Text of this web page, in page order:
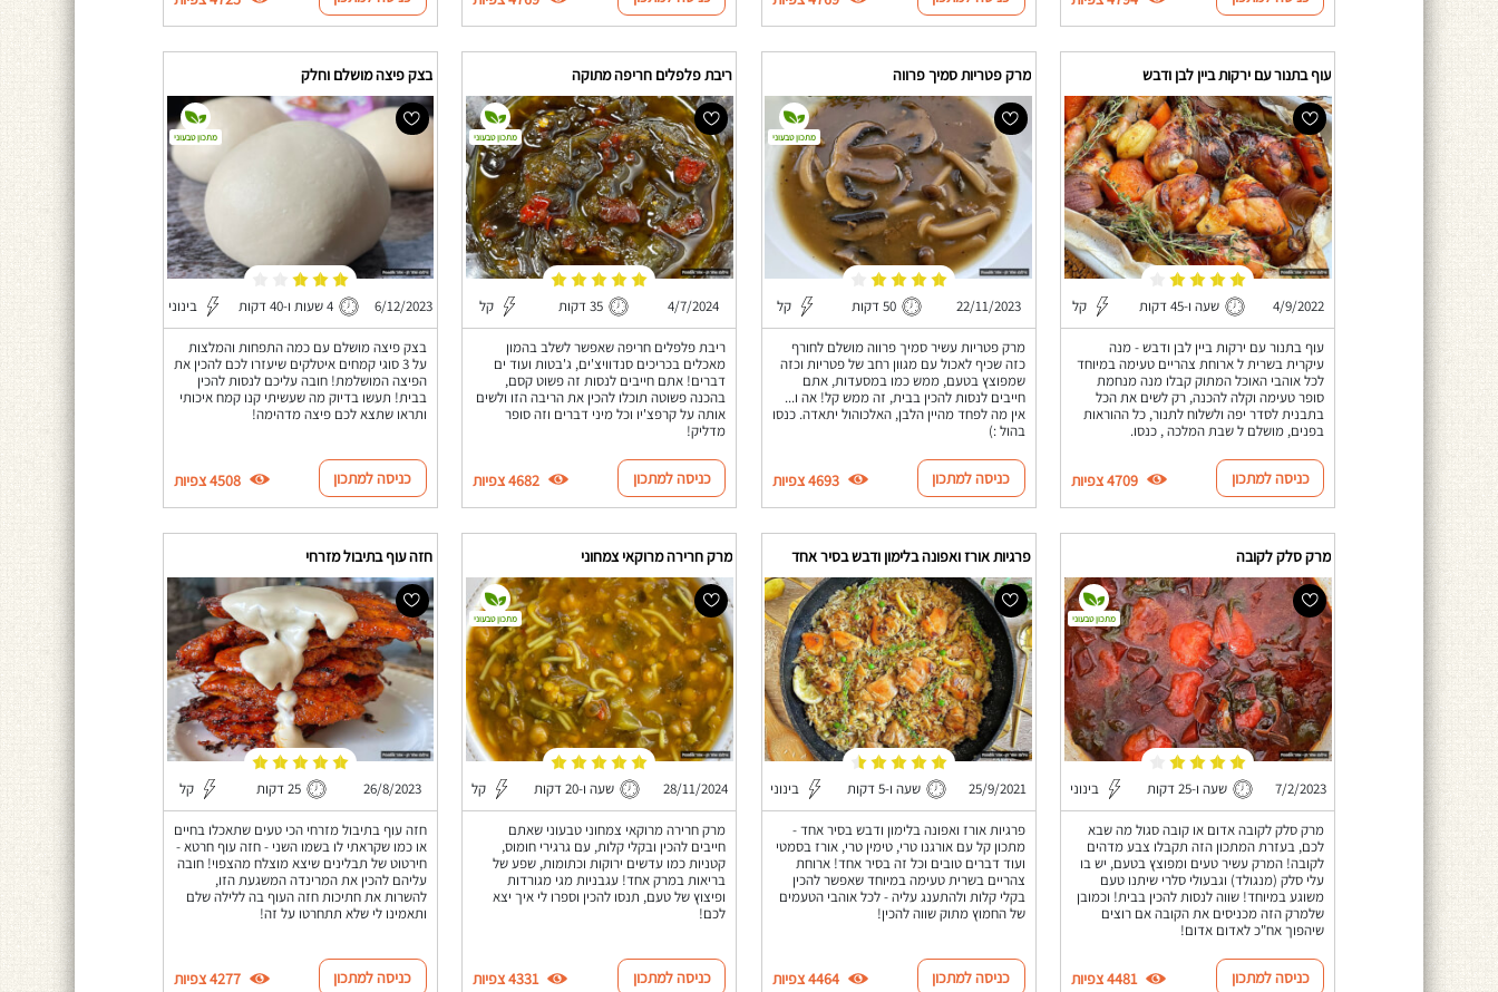
עוף בתנור עם ירקות ביין לבן ודבש
4/9/2022 שעה ו-45 דקות קל
עוף בתנור עם ירקות ביין לבן ודבש - מנה
עיקרית בשרית ל ארוחת צהריים טעימה במיוחד
לכל אוהבי האוכל המתוק קבלו מנה מנחמת
סופר טעימה וקלה להכנה, רק לשים את הכל
בתבנית לסדר יפה ולשלוח לתנור, כל ההוראות
בפנים, מושלם ל שבת המלכה , כנסו.
כניסה למתכון 4709 צפיות
מרק פטריות סמיך פרווה
22/11/2023 50 דקות קל
מרק פטריות עשיר סמיך פרווה מושלם לחורף
כזה שכיף לאכול עם מגוון רחב של פטריות וכזה
שמפוצץ בטעם, ממש כמו במסעדות, אתם
חייבים לנסות להכין בבית, זה ממש קל! אה ו...
אין מה לפחד מהיין הלבן, האלכוהול יתאדה. כנסו
בהול :)
מתכון טבעוני
כניסה למתכון 4693 צפיות
ריבת פלפלים חריפה מתוקה
4/7/2024 35 דקות קל
ריבת פלפלים חריפה שאפשר לשלב בהמון
מאכלים בכריכים סנדוויצ'ים, ג'בטות ועוד ים
דברים! אתם חייבים לנסות זה פשוט קסם,
בהכנה פשוטה תוכלו להכין את הריבה הזו ולשים
אותה על קרפצ'יו וכל מיני דברים וזה סופר
מדליק!
מתכון טבעוני
כניסה למתכון 4682 צפיות
בצק פיצה מושלם וחלק
6/12/2023 4 שעות ו-40 דקות בינוני
בצק פיצה מושלם עם כמה התפחות והמלצות
על 3 סוגי קמחים איטלקים שיעזרו לכם להכין את
הפיצה המושלמת! חובה עליכם לנסות להכין
בבית! תעשו בדיוק מה שעשיתי קנו קמח איכותי
ותראו שתצא לכם פיצה מדהימה!
מתכון טבעוני
כניסה למתכון 4508 צפיות
מרק סלק לקובה
7/2/2023 שעה ו-25 דקות בינוני
מרק סלק לקובה אדום או קובה סגול מה שבא
לכם, בעזרת המתכון הזה תקבלו צבע מדהים
לקובה! המרק עשיר טעים ומפוצץ בטעם, יש בו
עלי סלק (מנגולד) וגבעולי סלרי שיתנו טעם
משוגע במיוחד! שווה לנסות להכין בבית! וכמובן
שלמרק הזה מכניסים את הקובה אם רוצים
שיהפוך אח"כ לאדום אדום!
מתכון טבעוני
כניסה למתכון 4481 צפיות
פרגיות אורז ואפונה בלימון ודבש בסיר אחד
25/9/2021 שעה ו-5 דקות בינוני
פרגיות אורז ואפונה בלימון ודבש בסיר אחד -
מתכון קל עם אורגנו טרי, טימין טרי, אורז בסמטי
ועוד דברים טובים וכל זה בסיר אחד! ארוחת
צהריים בשרית טעימה במיוחד שאפשר להכין
בקלי קלות ולהתענג עליה - לכל אוהבי הטעמים
של החמוץ מתוק שווה להכין!
כניסה למתכון 4464 צפיות
מרק חרירה מרוקאי צמחוני
28/11/2024 שעה ו-20 דקות קל
מרק חרירה מרוקאי צמחוני טבעוני שאתם
חייבים להכין ובקלי קלות, עם גרגירי חומוס,
קטניות כמו עדשים ירוקות וכתומות, שפע של
בריאות במרק אחד! עגבניות מגי מגורדות
ופיצוץ של טעם, תנסו להכין וספרו לי איך יצא
לכם!
מתכון טבעוני
כניסה למתכון 4331 צפיות
חזה עוף בתיבול מזרחי
26/8/2023 25 דקות קל
חזה עוף בתיבול מזרחי הכי טעים שתאכלו בחיים
או כמו שקראתי לו בשמו השני - חזה עוף חרטא -
חירטוט של תבלינים שיצא מוצלח מהצפוי! חובה
עליהם להכין את המרינדה המשגעת הזו,
להשרות את חתיכות חזה העוף בה ללילה שלם
ותאמינו לי שלא תתחרטו על זה!
כניסה למתכון 4277 צפיות